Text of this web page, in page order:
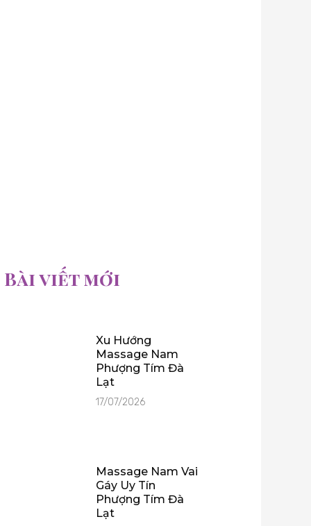
Bài viết mới
Xu Hướng
Massage Nam
Phượng Tím Đà
Lạt
17/07/2026
Massage Nam Vai
Gáy Uy Tín
Phượng Tím Đà
Lạt